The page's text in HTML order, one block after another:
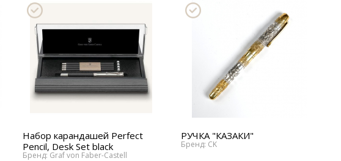
Набор карандашей Perfect
Pencil, Desk Set black
Бренд: Graf von Faber-Castell
РУЧКА "КАЗАКИ"
Бренд: CK